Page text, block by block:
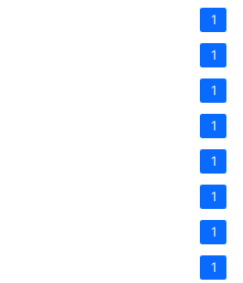
1
1
1
1
1
1
1
1